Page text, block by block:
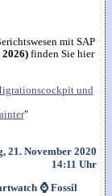
mit SAP
2026) finden Sie hier
und
"
21. November 2020
14:11 Uhr
⌚ Fossil